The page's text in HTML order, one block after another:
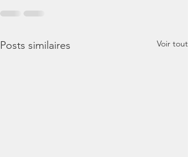
Posts similaires Voir tout